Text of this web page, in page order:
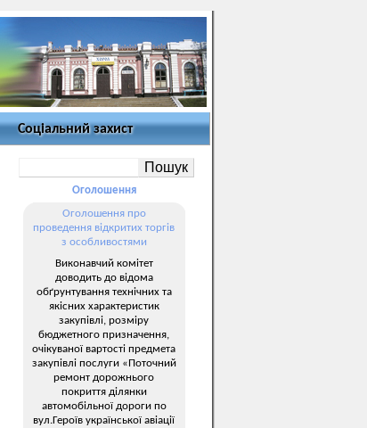
Соціальний захист
Оголошення
Оголошення про
проведення відкритих торгів
з особливостями
Виконавчий комітет
доводить до відома
обґрунтування технічних та
якісних характеристик
закупівлі, розміру
бюджетного призначення,
очікуваної вартості предмета
закупівлі послуги «Поточний
ремонт дорожнього
покриття ділянки
автомобільної дороги по
вул.Героїв української авіації